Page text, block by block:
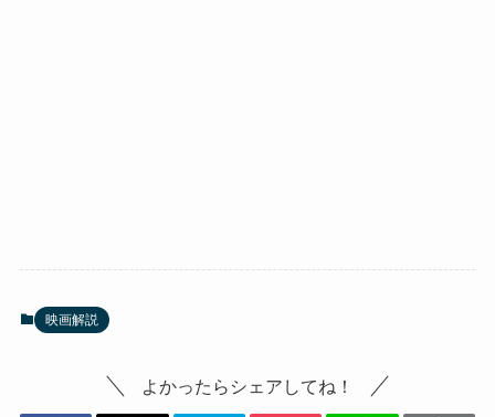
映画解説
よかったらシェアしてね！